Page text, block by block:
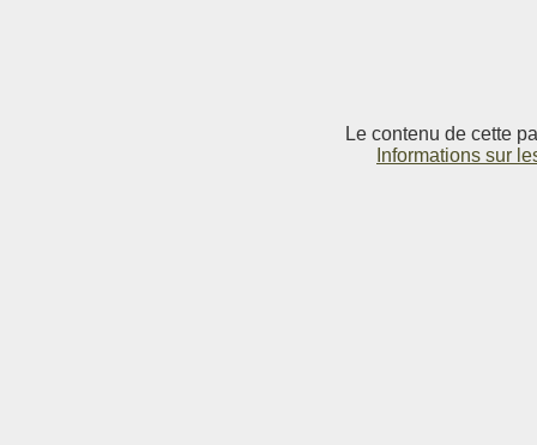
Le contenu de cette
Informations sur